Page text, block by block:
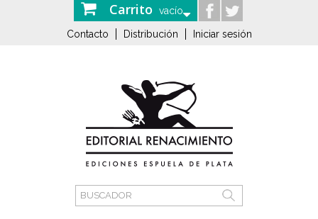
Carrito vacío
Contacto Distribución Iniciar sesión